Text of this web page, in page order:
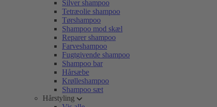
Silver shampoo
Tetræolie shampoo
Tørshampoo
Shampoo mod skæl
Reparer shampoo
Farveshampoo
Fugtgivende shampoo
Shampoo bar
Hårsæbe
Krølleshampoo
Shampoo sæt
Hårstyling